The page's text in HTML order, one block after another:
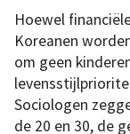
Hoewel
Koreanen
om geen
Sociologen
de 20 en 30, de